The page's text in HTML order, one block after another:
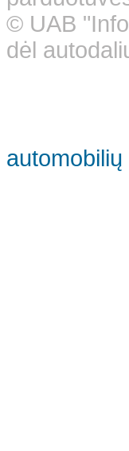
© UAB
dėl